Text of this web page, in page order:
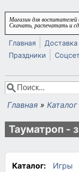
Перейти к
Магазин для
Скачать, распечатать и
Главная Доставка
Праздники
Форма поиска
Поиск
Вы здесь
Главная » Каталог
Тауматроп -
Каталог:
Игры